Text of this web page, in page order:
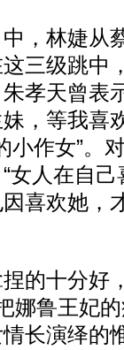
林婕从
三级跳中
孝天曾表
，等我喜
小作女”。
女人在自
喜欢她，
十分好
娜鲁王妃
长演绎的